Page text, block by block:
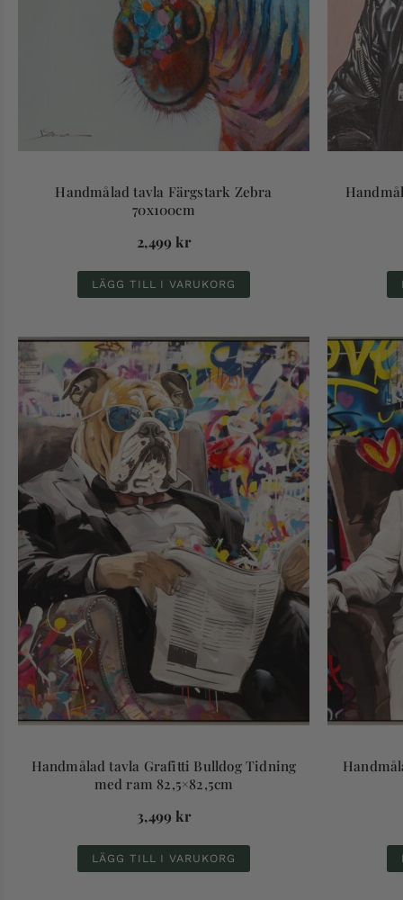
Handmålad tavla Färgstark Zebra
70x100cm
2,499 kr
LÄGG TILL I VARUKORG
Handmålad tavla Grafitti Bulldog Tidning
med ram 82,5×82,5cm
3,499 kr
LÄGG TILL I VARUKORG